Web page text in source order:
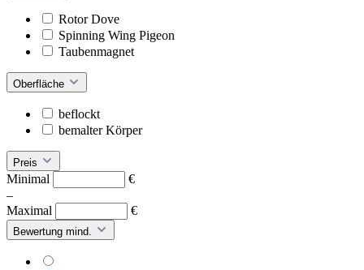
Rotor Dove
Spinning Wing Pigeon
Taubenmagnet
Oberfläche
beflockt
bemalter Körper
Preis
Minimal
€
–
Maximal
€
Bewertung mind.